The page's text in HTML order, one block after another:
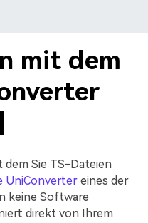
mit dem
dem Sie TS-Dateien
UniConverter eines der
keine Software
direkt von Ihrem